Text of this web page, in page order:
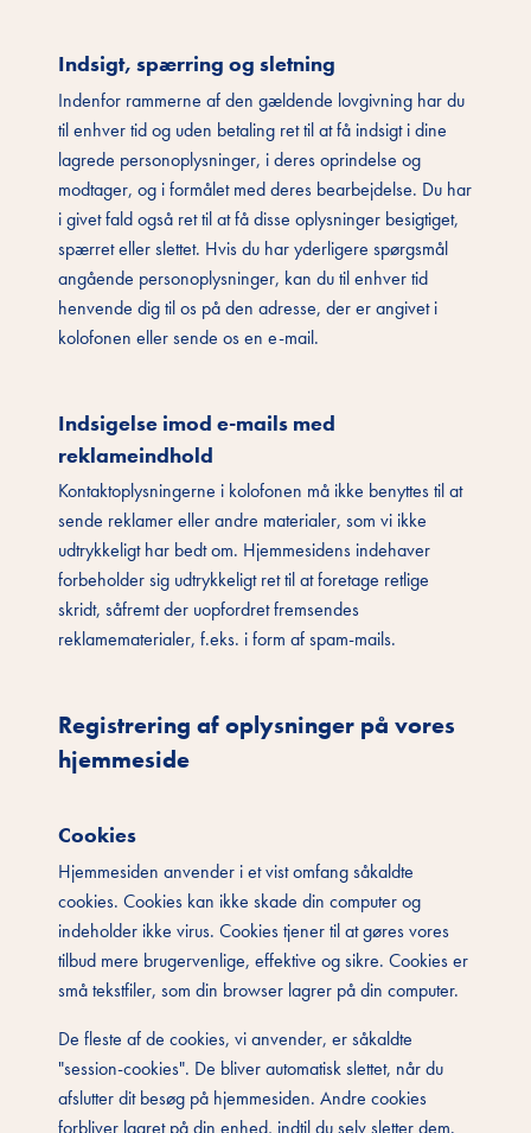
Indsigt, spærring og sletning
Indenfor rammerne af den gældende lovgivning har du
til enhver tid og uden betaling ret til at få indsigt i dine
lagrede personoplysninger, i deres oprindelse og
modtager, og i formålet med deres bearbejdelse. Du har
i givet fald også ret til at få disse oplysninger besigtiget,
spærret eller slettet. Hvis du har yderligere spørgsmål
angående personoplysninger, kan du til enhver tid
henvende dig til os på den adresse, der er angivet i
kolofonen eller sende os en e-mail.
Indsigelse imod e-mails med
reklameindhold
Kontaktoplysningerne i kolofonen må ikke benyttes til at
sende reklamer eller andre materialer, som vi ikke
udtrykkeligt har bedt om. Hjemmesidens indehaver
forbeholder sig udtrykkeligt ret til at foretage retlige
skridt, såfremt der uopfordret fremsendes
reklamematerialer, f.eks. i form af spam-mails.
Registrering af oplysninger på vores
hjemmeside
Cookies
Hjemmesiden anvender i et vist omfang såkaldte
cookies. Cookies kan ikke skade din computer og
indeholder ikke virus. Cookies tjener til at gøres vores
tilbud mere brugervenlige, effektive og sikre. Cookies er
små tekstfiler, som din browser lagrer på din computer.
De fleste af de cookies, vi anvender, er såkaldte
"session-cookies". De bliver automatisk slettet, når du
afslutter dit besøg på hjemmesiden. Andre cookies
forbliver lagret på din enhed, indtil du selv sletter dem.